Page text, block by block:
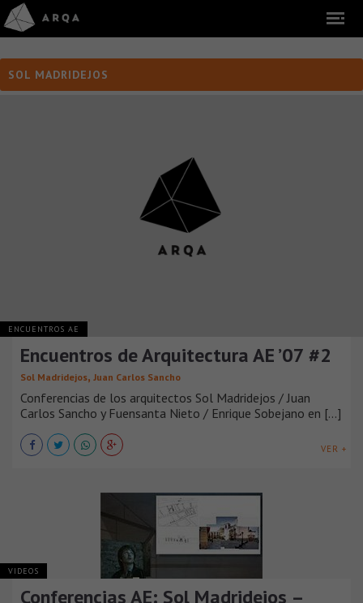
SOL MADRIDEJOS
ENCUENTROS AE
Encuentros de Arquitectura AE ’07 #2
Sol Madridejos, Juan Carlos Sancho
Conferencias de los arquitectos Sol Madridejos / Juan
Carlos Sancho y Fuensanta Nieto / Enrique Sobejano en [...]
VER +
VIDEOS
Conferencias AE: Sol Madridejos –